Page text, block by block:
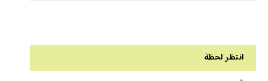
انتظر لحظة